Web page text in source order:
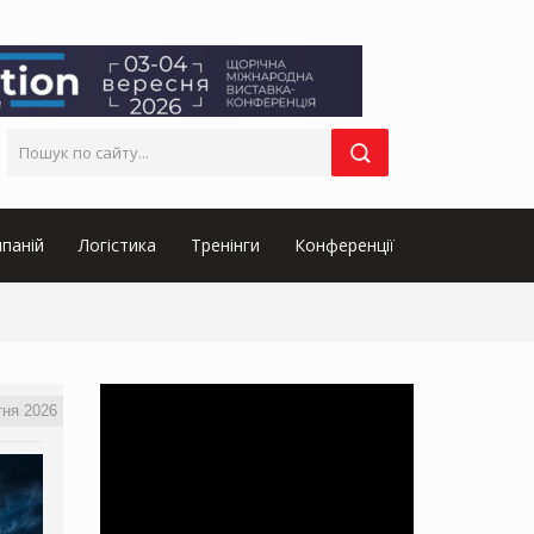
Логістика Тренінги Конференції
2026